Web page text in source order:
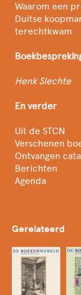
Waarom een
Duitse
terechtkwam
Henk Slechte
En verder
Uit de STCN
Verschenen
Ontvangen
Berichten
Agenda
Gerelateerd